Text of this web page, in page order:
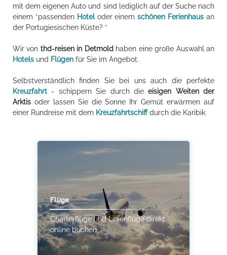
mit dem eigenen Auto und sind lediglich auf der Suche nach
einem *passenden Hoteloder einemschönen Ferienhaus an
der Portugiesischen Küste? *
Wir von thd-reisen in Detmoldhaben eine große Auswahl an
Hotels und Flügen für Sie im Angebot.
Selbstverständlich finden Sie bei uns auch die perfekte
Kreuzfahrt - schippern Sie durch dieeisigen Weiten der
Arktis oder lassen Sie die Sonne Ihr Gemüt erwärmen auf
einer Rundreise mit dem Kreuzfahrtschiffdurch die Karibik.
Flüge
Charterflüge und Linienflüge direkt
online buchen